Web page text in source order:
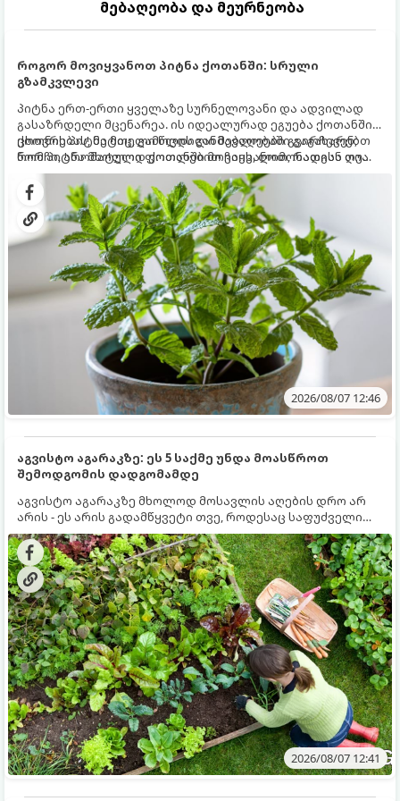
მებაღეობა და მეურნეობა
როგორ მოვიყვანოთ პიტნა ქოთანში: სრული
გზამკვლევი
პიტნა ერთ-ერთი ყველაზე სურნელოვანი და ადვილად
გასაზრდელი მცენარეა. ის იდეალურად ეგუება ქოთანში
ცხოვრებას, მეტიც, გამოცდილი მებაღეები გვირჩევენ,
რომ პიტნა მხოლოდ ქოთანში მოვიყვანოთ, რადგან ღია
გრუნტში (ბაღში) დარგვისას ის ფესვებით ძალიან
სწრაფად ვრცელდება და სხვა მცენარეებს ავიწროებს.
ქოთნის პიტნა მთელი წლის განმავლობაში გაგახარებთ
ნორჩი, არომატული ფოთლებით ჩაის, ლიმონათისა თუ
კერძებისთვის.
2026/08/07 12:46
აგვისტო აგარაკზე: ეს 5 საქმე უნდა მოასწროთ
შემოდგომის დადგომამდე
აგვისტო აგარაკზე მხოლოდ მოსავლის აღების დრო არ
არის - ეს არის გადამწყვეტი თვე, როდესაც საფუძველი
ეყრება მომავალი წლის მოსავალს და ბაღი მზადდება
შემოდგომა-ზამთრის სეზონისთვის. იმისათვის, რომ
ნიადაგმა ენერგია აღიდგინოს, ხოლო მცენარეებმა
ზამთარს გაუძლონ, აგვისტოს ბოლომდე 5
მნიშვნელოვანი საქმის გაკეთება უნდა მოასწროთ:
2026/08/07 12:41